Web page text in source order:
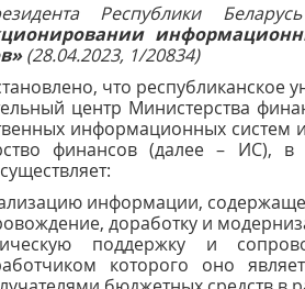
Республики
(28.04.2023, 1/20834)
что
центр Министерства
информационных систем
финансов (далее – ИС),
информации,
доработку и
поддержку и
которого оно